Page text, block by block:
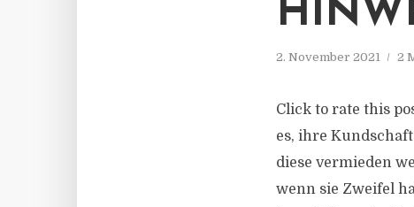
2. November 2021 2
Click to rate this
es, ihre
diese vermieden
wenn sie Zweifel